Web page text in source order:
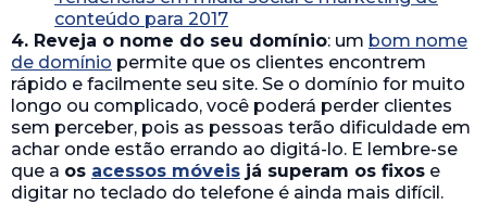
conteúdo para 2017
4. Reveja o nome do seu domínio: um bom nome
de domínio permite que os clientes encontrem
rápido e facilmente seu site. Se o domínio for muito
longo ou complicado, você poderá perder clientes
sem perceber, pois as pessoas terão dificuldade em
achar onde estão errando ao digitá-lo. E lembre-se
que a os acessos móveis já superam os fixos e
digitar no teclado do telefone é ainda mais difícil.